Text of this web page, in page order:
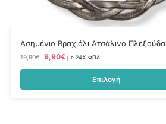
Ασημένιο Βραχιόλι Ατσάλινο Πλεξούδα
19,90€ 9,90€ με 24% ΦΠΑ
Επιλογή